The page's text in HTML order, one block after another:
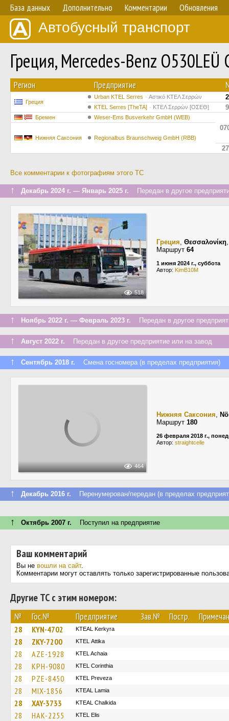
База данных Дополнительно Комментарии Обновления
Автобусный транспорт
Греция, Mercedes-Benz
Регион Предприятие
Греция
Urban KTEL Serres Αστικό ΚΤΕΛ Σερρών
KTEL Serres [TheTA] ΚΤΕΛ Σερρών [ΟΣΕΘ]
Бремен Weser-Ems Busverkehr GmbH (WEB)
Нижняя Саксония Regionalbus Braunschweig GmbH (RBB)
Все комментарии к фотографиям этого ТС
↑ Декабрь 2024 г. — Январь 2025 г. Передан в другое
518
Греция, Θεσσαλονίκη
Маршрут 64
1 июня 2024 г., суббота
Автор: KimB10M
↑ Ноябрь 2022 г. — Февраль 2023 г. Передан в другое
↑ Август 2022 г. Передан в другое предприятие или на завод
↑ Сентябрь 2018 г. Смена госномера (в пределах предприятия)
464
Нижняя Саксония,
Маршрут 180
26 февраля 2018 г.,
Автор: straightcelle
↑ Декабрь 2016 г. Перенумерован/передан (в пределах
↑ Октябрь 2007 г. Поступил на предприятие
Ваш комментарий
Вы не вошли на сайт.
Комментарии могут оставлять только зарегистрированные
Другие ТС с этим номером:
№ Гос.№ Предприятие Зав.№ Постр.
28 KYN-4702 KTEAL Kerkyra
28 ZKY-7200 KΤΕL Αttika
28 AZE-1928 KTEL Achaia
28 KPH-9080 KTEL Corinthia
28 PZE-8450 KTEL Preveza
28 MIX-1856 KTEAL Lamia
28 XAY-3733 KTEAL Chalkida
28 HAK-2255 KTEL Elis